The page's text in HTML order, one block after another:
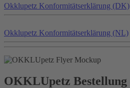
Okklupetz Konformitätserklärung (DK)
Okklupetz Konformitätserklärung (NL)
OKKLUpetz Bestellung